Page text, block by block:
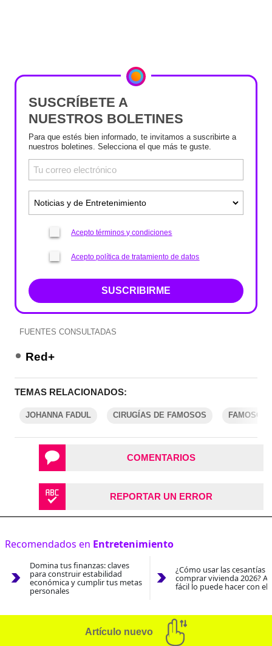
SUSCRÍBETE A
NUESTROS BOLETINES
Para que estés bien informado, te invitamos a suscribirte a
nuestros boletines. Selecciona el que más te guste.
Acepto términos y condiciones
Acepto política de tratamiento de datos
SUSCRIBIRME
FUENTES CONSULTADAS
Red+
TEMAS RELACIONADOS:
JOHANNA FADUL CIRUGÍAS DE FAMOSOS FAMOSOS
COMENTARIOS
REPORTAR UN ERROR
Recomendados en Entretenimiento
Domina tus finanzas: claves
para construir estabilidad
económica y cumplir tus metas
personales
¿Cómo usar las cesantías
comprar vivienda 2026?
fácil lo puede hacer con el
Artículo nuevo